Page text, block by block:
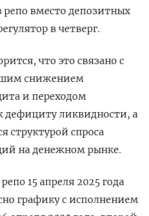
репо вместо депозитных
в четверг.
что это связано с
снижением
и переходом
дефициту ликвидности, а
структурой спроса
на денежном рынке.
15 апреля 2025 года
графику с исполнением